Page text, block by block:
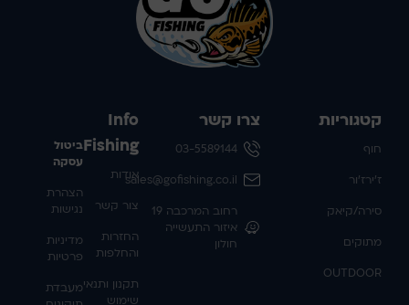
Info
Fishing
אודות
צור קשר
החזרות
והחלפות
תקנון ותנאי
שימוש
ביטול
עסקה
הצהרת
נגישות
מדיניות
פרטיות
מעבדת
קטגוריות
חוף
ז'ירז'ור
סירה/קיאק
מתוקים
OUTDOOR
צרו קשר
03-5589144
sales@gofishing.co.il
רחוב המרכבה 19
איזור התעשייה
חולון